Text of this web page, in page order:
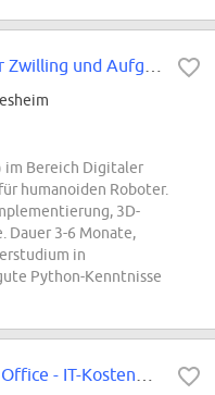
im Bereich Digitaler
humanoiden Roboter.
3D-
Dauer 3-6 Monate,
in
Python-Kenntnisse